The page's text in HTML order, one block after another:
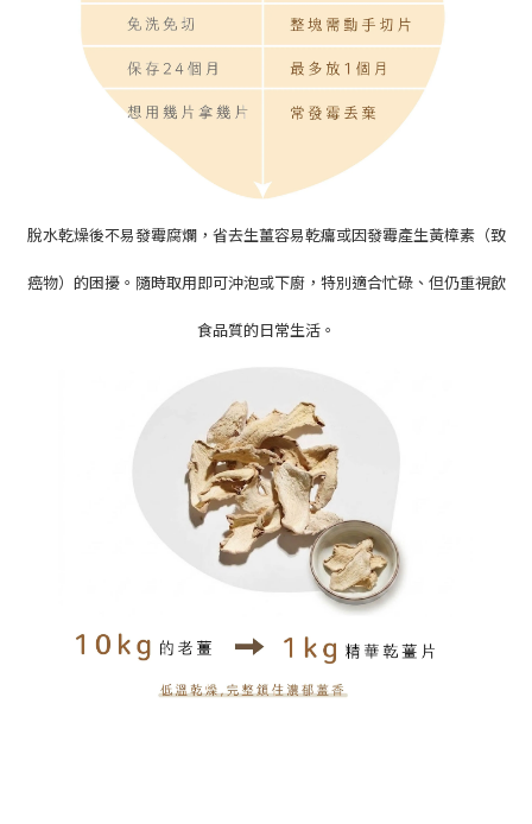
脫水乾燥後不易發霉腐爛，省去生薑容易乾癟或因發霉產生黃樟素（致
癌物）的困擾。隨時取用即可沖泡或下廚，特別適合忙碌、但仍重視飲
食品質的日常生活。